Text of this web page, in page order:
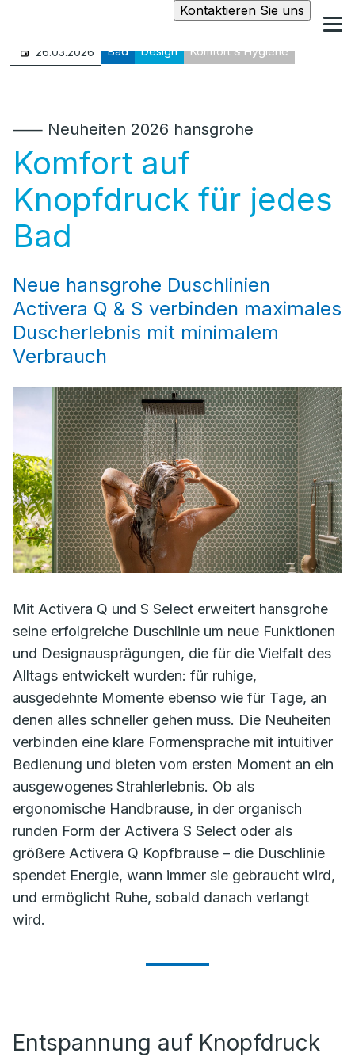
Kontaktieren Sie uns
26.03.2026 Bad Design Komfort & Hygiene
⸺ Neuheiten 2026 hansgrohe
Komfort auf
Knopfdruck für jedes
Bad
Neue hansgrohe Duschlinien
Activera Q & S verbinden maximales
Duscherlebnis mit minimalem
Verbrauch
Mit Activera Q und S Select erweitert hansgrohe
seine erfolgreiche Duschlinie um neue Funktionen
und Designausprägungen, die für die Vielfalt des
Alltags entwickelt wurden: für ruhige,
ausgedehnte Momente ebenso wie für Tage, an
denen alles schneller gehen muss. Die Neuheiten
verbinden eine klare Formensprache mit intuitiver
Bedienung und bieten vom ersten Moment an ein
ausgewogenes Strahlerlebnis. Ob als
ergonomische Handbrause, in der organisch
runden Form der Activera S Select oder als
größere Activera Q Kopfbrause – die Duschlinie
spendet Energie, wann immer sie gebraucht wird,
und ermöglicht Ruhe, sobald danach verlangt
wird.
Entspannung auf Knopfdruck